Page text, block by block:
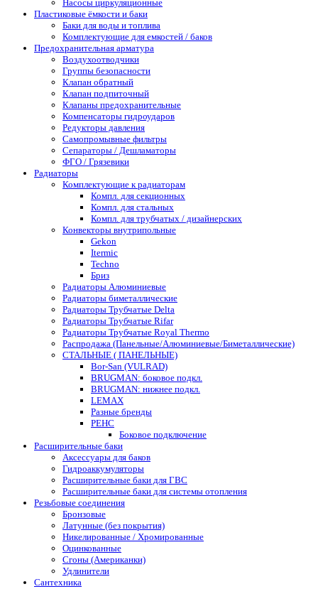
Насосы циркуляционные
Пластиковые ёмкости и баки
Баки для воды и топлива
Комплектующие для емкостей / баков
Предохранительная арматура
Воздухоотводчики
Группы безопасности
Клапан обратный
Клапан подпиточный
Клапаны предохранительные
Компенсаторы гидроударов
Редукторы давления
Самопромывные фильтры
Сепараторы / Дешламаторы
ФГО / Грязевики
Радиаторы
Комплектующие к радиаторам
Компл. для секционных
Компл. для стальных
Компл. для трубчатых / дизайнерских
Конвекторы внутрипольные
Gekon
Itermic
Techno
Бриз
Радиаторы Алюминиевые
Радиаторы биметаллические
Радиаторы Трубчатые Delta
Радиаторы Трубчатые Rifar
Радиаторы Трубчатые Royal Thermo
Распродажа (Панельные/Алюминиевые/Биметаллические)
СТАЛЬНЫЕ ( ПАНЕЛЬНЫЕ)
Bor-San (VULRAD)
BRUGMAN: боковое подкл.
BRUGMAN: нижнее подкл.
LEMAX
Разные бренды
РЕНС
Боковое подключение
Расширительные баки
Аксессуары для баков
Гидроаккумуляторы
Расширительные баки для ГВС
Расширительные баки для системы отопления
Резьбовые соединения
Бронзовые
Латунные (без покрытия)
Никелированные / Хромированные
Оцинкованные
Сгоны (Американки)
Удлинители
Сантехника